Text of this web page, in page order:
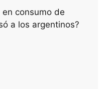
consumo de
a los argentinos?